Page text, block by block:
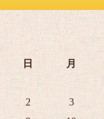
日 月
2
3